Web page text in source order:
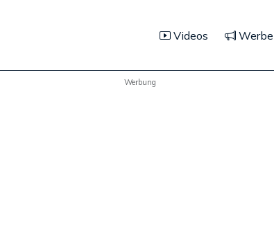
Videos
Werbung